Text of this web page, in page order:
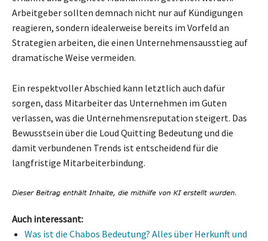
Arbeitgeber sollten demnach nicht nur auf Kündigungen
reagieren, sondern idealerweise bereits im Vorfeld an
Strategien arbeiten, die einen Unternehmensausstieg auf
dramatische Weise vermeiden.
Ein respektvoller Abschied kann letztlich auch dafür
sorgen, dass Mitarbeiter das Unternehmen im Guten
verlassen, was die Unternehmensreputation steigert. Das
Bewusstsein über die Loud Quitting Bedeutung und die
damit verbundenen Trends ist entscheidend für die
langfristige Mitarbeiterbindung.
Auch interessant:
Was ist die Chabos Bedeutung? Alles über Herkunft und